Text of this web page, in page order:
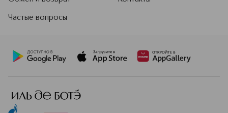
Частые вопросы